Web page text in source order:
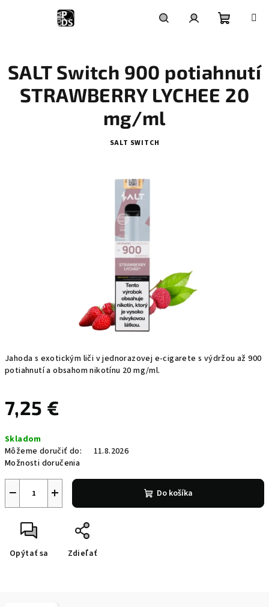
košík
Jahoda s exotickým liči v jednorazovej e-cigarete s výdržou až 900
potiahnutí a obsahom nikotínu 20 mg/ml.
7,25 €
cena:
Skladom
Môžeme doručiť do:
11.8.2026
Možnosti doručenia
+
− Do košíka
Opýtať sa Zdieľať
SALT Switch 900 potiahnutí
STRAWBERRY LYCHEE 20
mg/ml
SALT SWITCH